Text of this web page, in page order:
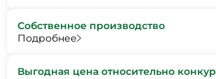
Собственное производство
Подробнее
Выгодная цена относительно